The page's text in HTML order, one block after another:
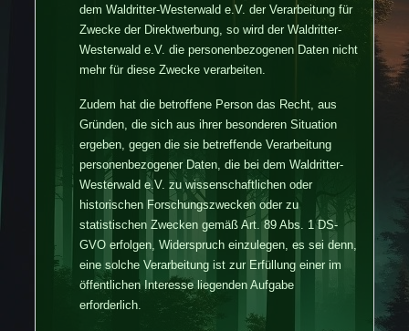
dem Waldritter-Westerwald e.V. der Verarbeitung für
Zwecke der Direktwerbung, so wird der Waldritter-
Westerwald e.V. die personenbezogenen Daten nicht
mehr für diese Zwecke verarbeiten.
Zudem hat die betroffene Person das Recht, aus
Gründen, die sich aus ihrer besonderen Situation
ergeben, gegen die sie betreffende Verarbeitung
personenbezogener Daten, die bei dem Waldritter-
Westerwald e.V. zu wissenschaftlichen oder
historischen Forschungszwecken oder zu
statistischen Zwecken gemäß Art. 89 Abs. 1 DS-
GVO erfolgen, Widerspruch einzulegen, es sei denn,
eine solche Verarbeitung ist zur Erfüllung einer im
öffentlichen Interesse liegenden Aufgabe
erforderlich.